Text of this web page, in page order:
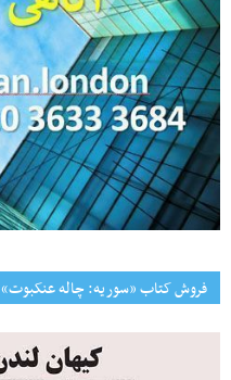
فروش کتاب «سوریه: چاله عنکبوت»